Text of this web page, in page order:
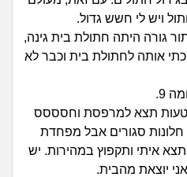
מתחם הטיפים
זוגיות
היריון ולידה
חיפוש שאלות
הרשמה | התחברות
ויש לי חשש גדול.
גורה היתה חתולת בית גינה,
אותה לחתולת בית וכבר לא
9.
תצא למרפסת וחסססס
חלונות סגורים אבל מפחדת
איתי ותקפוץ במהירות. יש
יוצאת מהבית.